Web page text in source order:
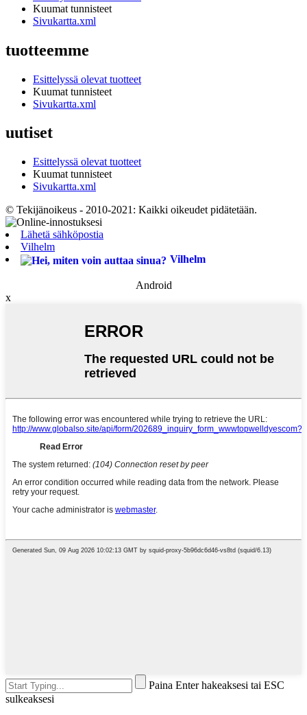
Kuumat tunnisteet
Sivukartta.xml
tuotteemme
Esittelyssä olevat tuotteet
Kuumat tunnisteet
Sivukartta.xml
uutiset
Esittelyssä olevat tuotteet
Kuumat tunnisteet
Sivukartta.xml
© Tekijänoikeus - 2010-2021: Kaikki oikeudet pidätetään.
Lähetä sähköpostia
Vilhelm
Vilhelm
Android
x
Paina Enter hakeaksesi tai ESC
sulkeaksesi